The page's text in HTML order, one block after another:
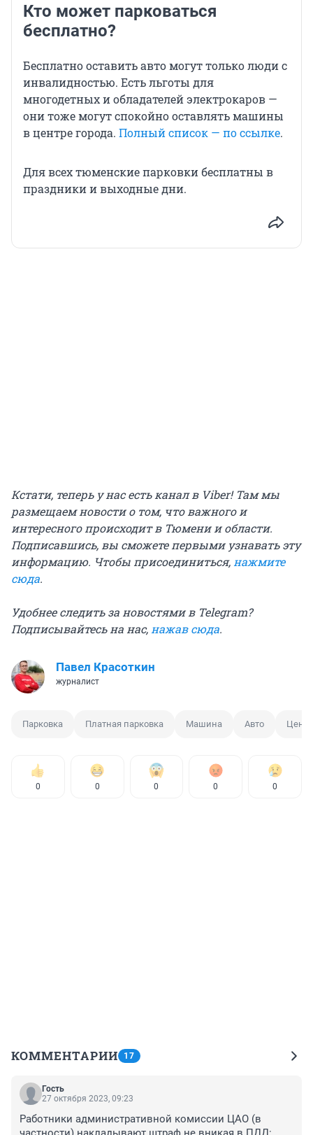
Кто может парковаться
бесплатно?
Бесплатно оставить авто могут только люди с
инвалидностью. Есть льготы для
многодетных и обладателей электрокаров —
они тоже могут спокойно оставлять машины
в центре города. Полный список — по ссылке.
Для всех тюменские парковки бесплатны в
праздники и выходные дни.
Кстати, теперь у нас есть канал в Viber! Там мы
размещаем новости о том, что важного и
интересного происходит в Тюмени и области.
Подписавшись, вы сможете первыми узнавать эту
информацию. Чтобы присоединиться, нажмите
сюда.
Удобнее следить за новостями в Telegram?
Подписывайтесь на нас, нажав сюда.
Павел Красоткин
журналист
Парковка Платная парковка Машина Авто
0 0 0 0 0
КОММЕНТАРИИ 17
Гость
27 октября 2023, 09:23
Работники административной комиссии ЦАО (в